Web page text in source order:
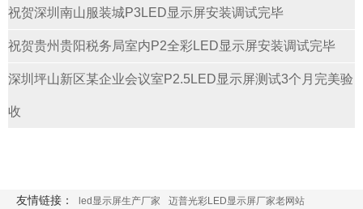
祝贺深圳南山服装城P3LED显示屏安装调试完毕
祝贺贵州贵阳税务局室内P2全彩LED显示屏安装调试完毕
深圳坪山新区某企业会议室P2.5LED显示屏测试3个月完美验
收
友情链接： led显示屏生产厂家 迈普光彩LED显示屏厂家老网站